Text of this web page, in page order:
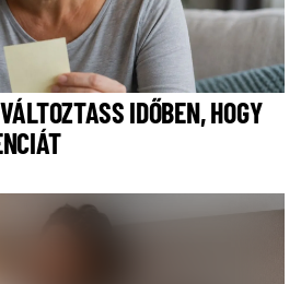
IDŐBEN, HOGY